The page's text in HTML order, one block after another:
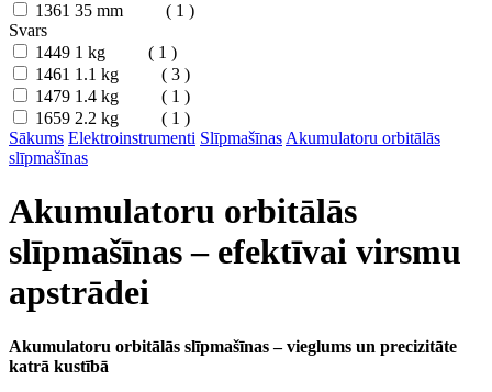
1361 35 mm
( 1 )
Svars
1449 1 kg
( 1 )
1461 1.1 kg
( 3 )
1479 1.4 kg
( 1 )
1659 2.2 kg
( 1 )
Sākums Elektroinstrumenti Slīpmašīnas Akumulatoru orbitālās
slīpmašīnas
Akumulatoru orbitālās
slīpmašīnas – efektīvai virsmu
apstrādei
Akumulatoru orbitālās slīpmašīnas – vieglums un precizitāte
katrā kustībā